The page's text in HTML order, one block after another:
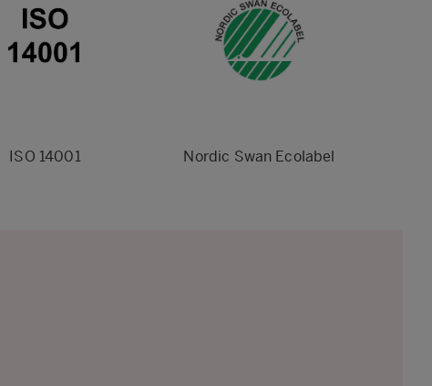
ISO 14001 Nordic Swan Ecolabel